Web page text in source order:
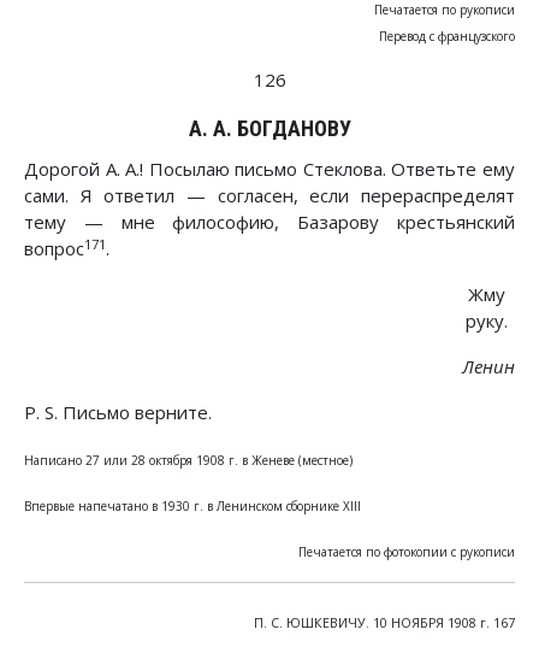
Печатается по рукописи
Перевод с французского
126
А. А. БОГДАНОВУ
Дорогой А. А.! Посылаю письмо Стеклова. Ответьте ему
сами. Я ответил — согласен, если перераспределят
тему — мне философию, Базарову крестьянский
вопрос171.
Жму
руку.
Ленин
P. S. Письмо верните.
Написано 27 или 28 октября 1908 г. в Женеве (местное)
Впервые напечатано в 1930 г. в Ленинском сборнике XIII
Печатается по фотокопии с рукописи
П. С. ЮШКЕВИЧУ. 10 НОЯБРЯ 1908 г. 167